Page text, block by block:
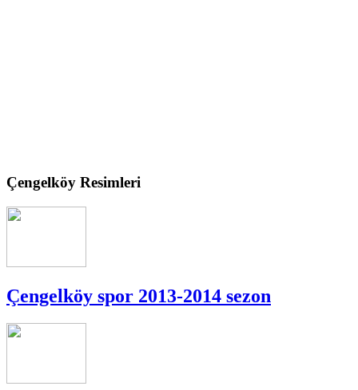
Çengelköy Resimleri
Çengelköy spor 2013-2014 sezon